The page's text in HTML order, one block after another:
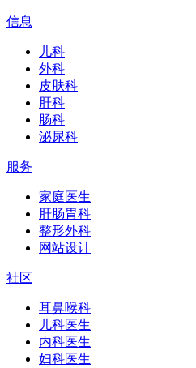
信息
儿科
外科
皮肤科
肝科
肠科
泌尿科
服务
家庭医生
肝肠胃科
整形外科
网站设计
社区
耳鼻喉科
儿科医生
内科医生
妇科医生